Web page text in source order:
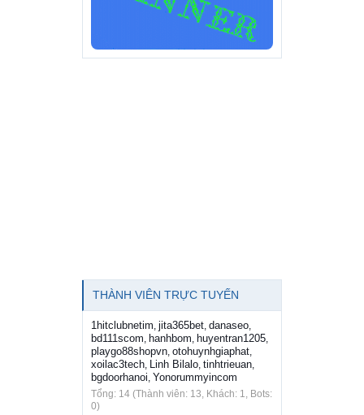
THÀNH VIÊN TRỰC TUYẾN
1hitclubnetim, jita365bet, danaseo,
bd111scom, hanhbom, huyentran1205,
playgo88shopvn, otohuynhgiaphat,
xoilac3tech, Linh Bilalo, tinhtrieuan,
bgdoorhanoi, Yonorummyincom
Tổng: 14 (Thành viên: 13, Khách: 1, Bots:
0)